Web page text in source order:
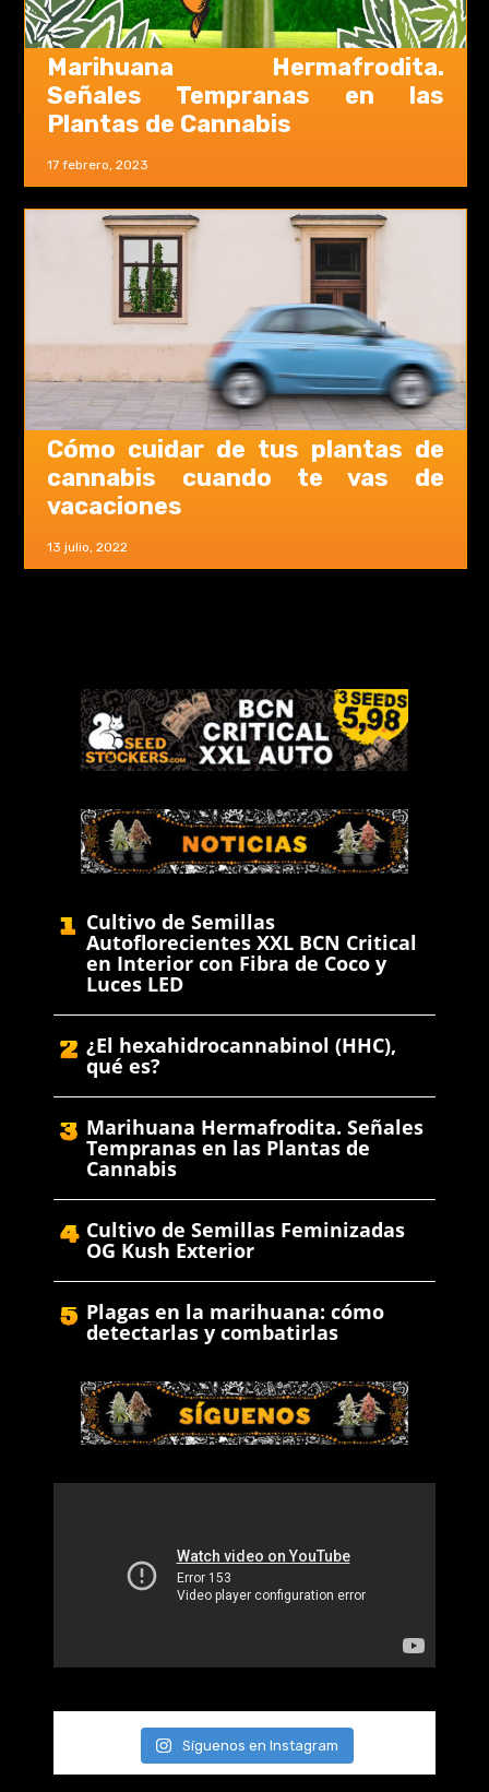
17 febrero, 2023
Marihuana Hermafrodita.
Señales Tempranas en las
Plantas de Cannabis
13 julio, 2022
Cómo cuidar de tus plantas de
cannabis cuando te vas de
vacaciones
Cultivo de Semillas
Autoflorecientes XXL BCN Critical
en Interior con Fibra de Coco y
Luces LED
¿El hexahidrocannabinol (HHC),
qué es?
Marihuana Hermafrodita. Señales
Tempranas en las Plantas de
Cannabis
Cultivo de Semillas Feminizadas
OG Kush Exterior
Plagas en la marihuana: cómo
detectarlas y combatirlas
Síguenos en Instagram